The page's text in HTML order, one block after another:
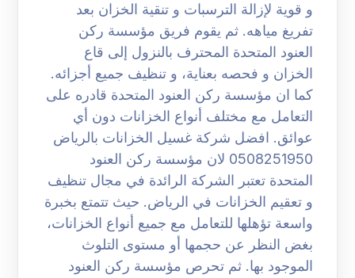
و قوية لإزالة الترسبات و تنقية الخزان بعد
تفريغ مياهه. ثم يقوم فريق مؤسسة ركن
العنود المتحدة المحترف بالنزول إلى قاع
الخزان و فحصه بعناية، و تنظيف جميع أجزائه.
كما ان مؤسسة ركن العنود المتحدة قادره على
التعامل مع مختلف أنواع الخزانات دون أي
عوائق. افضل شركة غسيل الخزانات بالرياض
0508251950 لان مؤسسة ركن العنود
المتحدة تعتبر الشركة الرائدة في مجال تنظيف
و تعقيم الخزانات في الرياض. حيث تتمتع بخبرة
واسعة تؤهلها للتعامل مع جميع أنواع الخزانات،
بغض النظر عن حجمها أو مستوى التلوث
الموجود بها. ثم تحرص مؤسسة ركن العنود